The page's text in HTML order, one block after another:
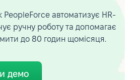
автоматизує HR-
ручну роботу та допомагає
до 80 годин щомісяця.
демо